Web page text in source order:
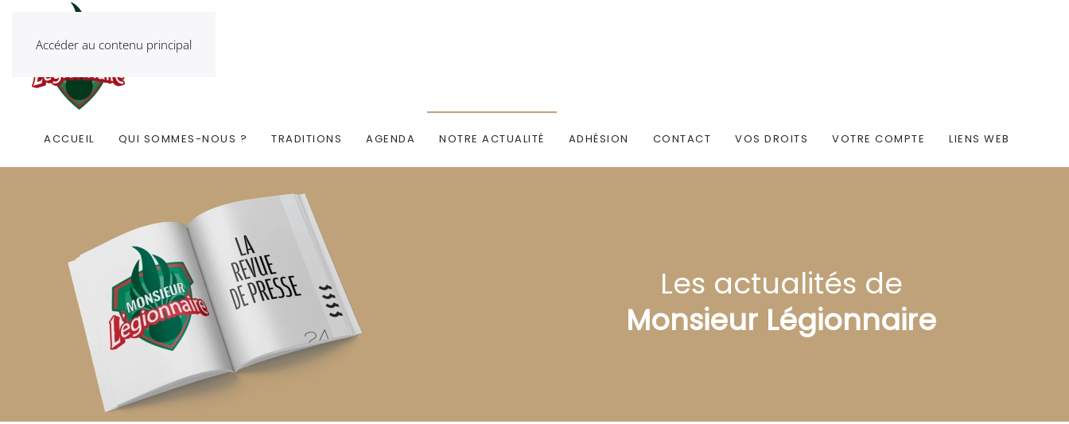
Accéder au contenu principal
ACCUEIL QUI SOMMES-NOUS ? TRADITIONS AGENDA NOTRE ACTUALITÉ ADHÉSION CONTACT VOS DROITS VOTRE COMPTE LIENS WEB
Les actualités de
Monsieur Légionnaire